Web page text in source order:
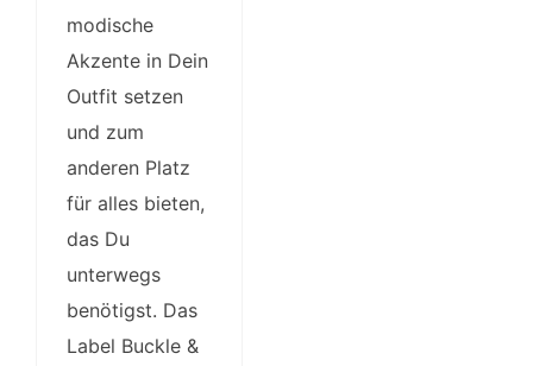
modische
Akzente in Dein
Outfit setzen
und zum
anderen Platz
für alles bieten,
das Du
unterwegs
benötigst. Das
Label Buckle &